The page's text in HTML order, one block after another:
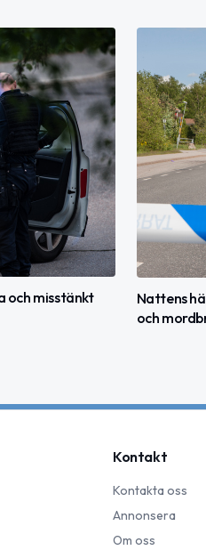
och misstänkt
Nattens
och
Kontakt
Kontakta oss
Annonsera
Om oss